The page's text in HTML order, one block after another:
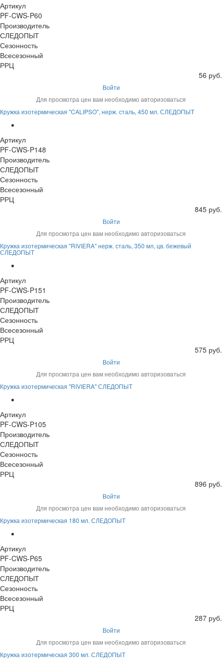
Артикул
PF-CWS-P60
Производитель
СЛЕДОПЫТ
Сезонность
Всесезонный
РРЦ
56 руб.
Войти
Для просмотра цен вам необходимо авторизоваться
Кружка изотермическая "CALIPSO", нерж. сталь, 450 мл. СЛЕДОПЫТ
Артикул
PF-CWS-P148
Производитель
СЛЕДОПЫТ
Сезонность
Всесезонный
РРЦ
845 руб.
Войти
Для просмотра цен вам необходимо авторизоваться
Кружка изотермическая "RIVIERA" нерж. сталь, 350 мл, цв. бежевый
СЛЕДОПЫТ
Артикул
PF-CWS-P151
Производитель
СЛЕДОПЫТ
Сезонность
Всесезонный
РРЦ
575 руб.
Войти
Для просмотра цен вам необходимо авторизоваться
Кружка изотермическая "RIVIERA" СЛЕДОПЫТ
Артикул
PF-CWS-P105
Производитель
СЛЕДОПЫТ
Сезонность
Всесезонный
РРЦ
896 руб.
Войти
Для просмотра цен вам необходимо авторизоваться
Кружка изотермическая 180 мл. СЛЕДОПЫТ
Артикул
PF-CWS-P65
Производитель
СЛЕДОПЫТ
Сезонность
Всесезонный
РРЦ
287 руб.
Войти
Для просмотра цен вам необходимо авторизоваться
Кружка изотермическая 300 мл. СЛЕДОПЫТ